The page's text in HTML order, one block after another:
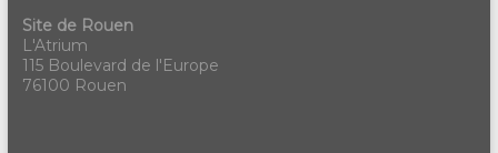
Site de Rouen
L'Atrium
115 Boulevard de l'Europe
76100 Rouen